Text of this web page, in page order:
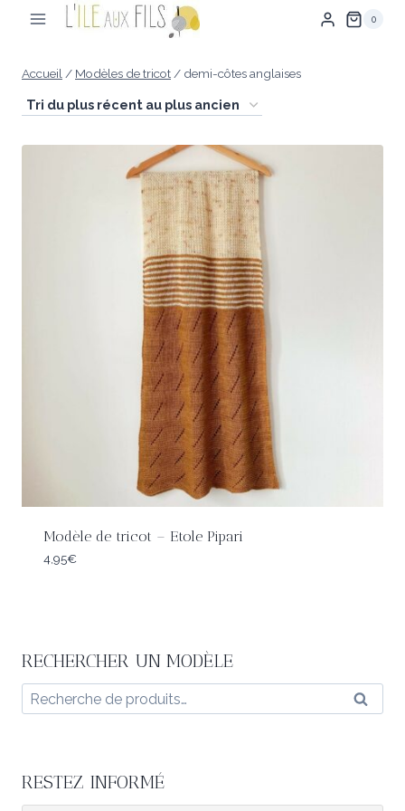
0
Accueil/ Modèles de tricot/ demi-côtes anglaises
Modèle de tricot – Etole Pipari
4,95€
RECHERCHER UN MODÈLE
Recherche
pour :
RESTEZ INFORMÉ